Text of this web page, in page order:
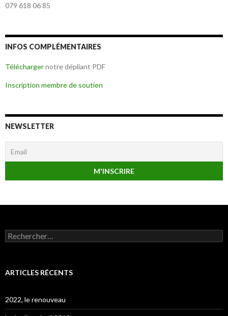
079 618 06 85
INFOS COMPLÉMENTAIRES
Téléchargernotre dépliant PDF
Inscription membre de soutien
NEWSLETTER
Rechercher :
ARTICLES RÉCENTS
2022, le renouveau